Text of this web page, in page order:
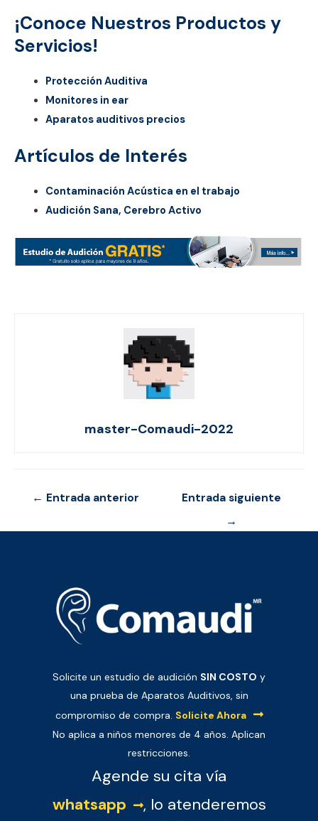
¡Conoce Nuestros Productos y
Servicios!
Protección Auditiva
Monitores in ear
Aparatos auditivos precios
Artículos de Interés
Contaminación Acústica en el trabajo
Audición Sana, Cerebro Activo
master-Comaudi-2022
Navegación
entradas
← Entrada anterior
Entrada siguiente
→
Solicite un estudio de audición SIN COSTO y
una prueba de Aparatos Auditivos, sin
compromiso de compra. Solicite Ahora
No aplica a niños menores de 4 años. Aplican
restricciones.
Agende su cita vía
whatsapp
, lo atenderemos